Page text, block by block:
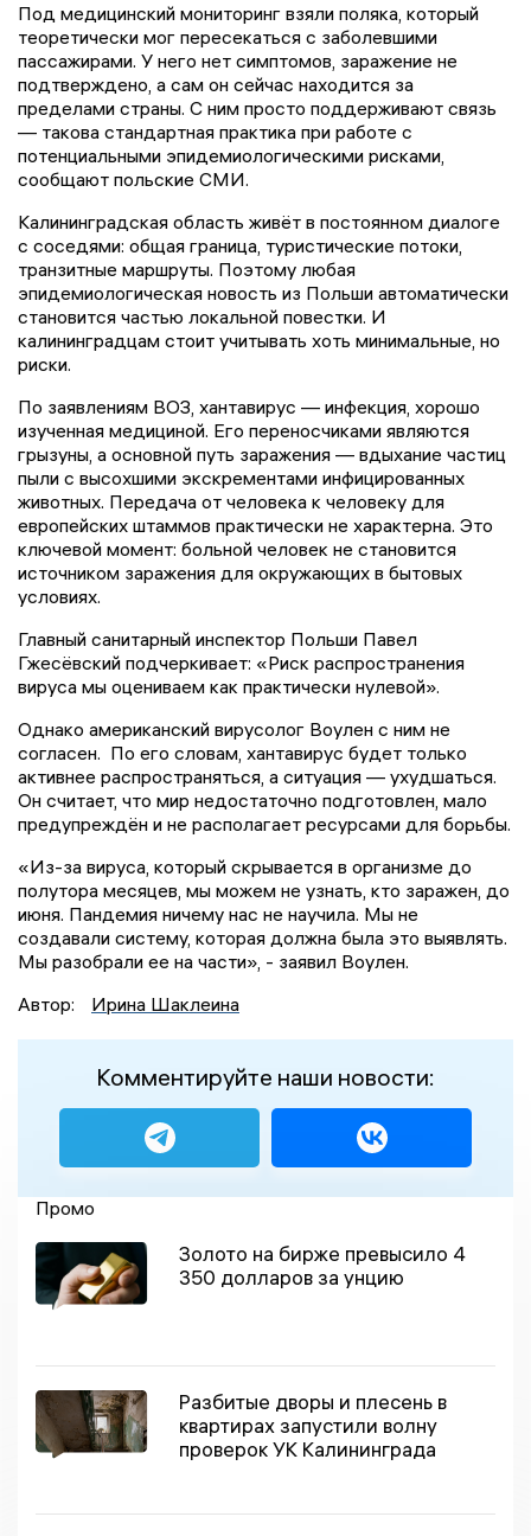
Под медицинский мониторинг взяли поляка, который
теоретически мог пересекаться с заболевшими
пассажирами. У него нет симптомов, заражение не
подтверждено, а сам он сейчас находится за
пределами страны. С ним просто поддерживают связь
— такова стандартная практика при работе с
потенциальными эпидемиологическими рисками,
сообщают польские СМИ.
Калининградская область живёт в постоянном диалоге
с соседями: общая граница, туристические потоки,
транзитные маршруты. Поэтому любая
эпидемиологическая новость из Польши автоматически
становится частью локальной повестки. И
калининградцам стоит учитывать хоть минимальные, но
риски.
По заявлениям ВОЗ, хантавирус — инфекция, хорошо
изученная медициной. Его переносчиками являются
грызуны, а основной путь заражения — вдыхание частиц
пыли с высохшими экскрементами инфицированных
животных. Передача от человека к человеку для
европейских штаммов практически не характерна. Это
ключевой момент: больной человек не становится
источником заражения для окружающих в бытовых
условиях.
Главный санитарный инспектор Польши Павел
Гжесёвский подчеркивает: «Риск распространения
вируса мы оцениваем как практически нулевой».
Однако американский вирусолог Воулен с ним не
согласен. По его словам, хантавирус будет только
активнее распространяться, а ситуация — ухудшаться.
Он считает, что мир недостаточно подготовлен, мало
предупреждён и не располагает ресурсами для борьбы.
«Из-за вируса, который скрывается в организме до
полутора месяцев, мы можем не узнать, кто заражен, до
июня. Пандемия ничему нас не научила. Мы не
создавали систему, которая должна была это выявлять.
Мы разобрали ее на части», - заявил Воулен.
Автор:
Ирина Шаклеина
Комментируйте наши новости:
Промо
Золото на бирже превысило 4
350 долларов за унцию
Разбитые дворы и плесень в
квартирах запустили волну
проверок УК Калининграда